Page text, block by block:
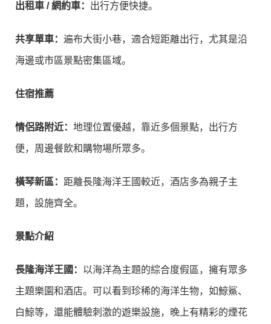
出租車 / 網約車： 出行方便快捷。
共享單車： 遍布大街小巷，適合短距離出行，尤其是沿
海邊或市區景點密集區域。
住宿推薦
情侶路附近： 地理位置優越，靠近多個景點，出行方
便，周邊餐飲和購物場所眾多。
橫琴新區： 距離長隆海洋王國較近，酒店多為親子主
題，設施齊全。
景點介紹
長隆海洋王國： 以海洋為主題的綜合度假區，擁有眾多
主題樂園和酒店。可以看到珍稀的海洋生物，如鯨鯊、
白鯨等，還能體驗刺激的遊樂設施，晚上有精彩的煙花